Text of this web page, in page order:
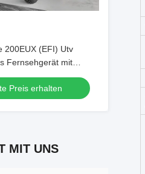
200EUX (EFI) Utv
Fernsehgerät mit
32 Grad nach unten
Preis erhalten
MIT UNS